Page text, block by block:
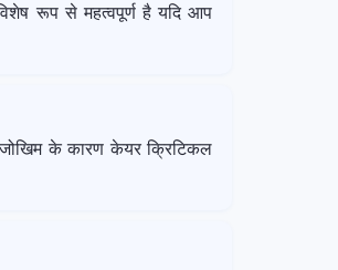
रूप से महत्वपूर्ण है यदि आप
जोखिम के कारण केयर क्रिटिकल